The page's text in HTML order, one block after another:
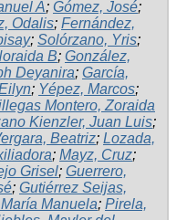
A; Gómez, José;
Odalis; Fernández,
; Solórzano, Yris;
B; González,
Deyanira; García,
; Yépez, Marcos;
Montero, Zoraida
Kienzler, Juan Luis;
Beatriz; Lozada,
; Mayz, Cruz;
Grisel; Guerrero,
; Gutiérrez Seijas,
Manuela; Pirela,